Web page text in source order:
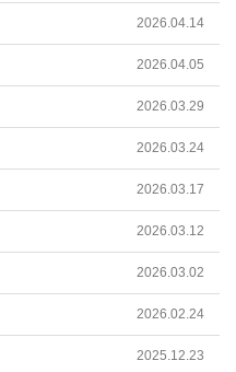
2026.04.14
2026.04.05
2026.03.29
2026.03.24
2026.03.17
2026.03.12
2026.03.02
2026.02.24
2025.12.23